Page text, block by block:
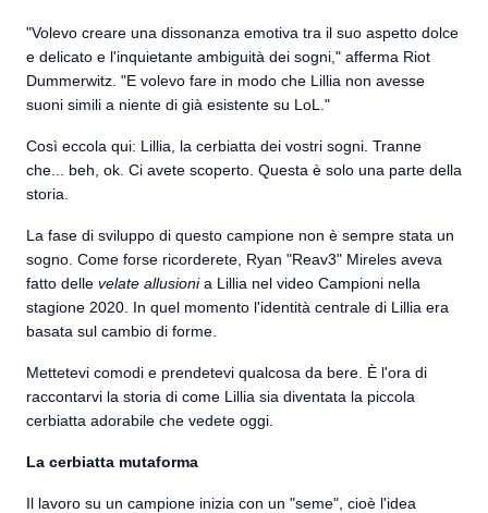
"Volevo creare una dissonanza emotiva tra il suo aspetto dolce
e delicato e l'inquietante ambiguità dei sogni," afferma Riot
Dummerwitz. "E volevo fare in modo che Lillia non avesse
suoni simili a niente di già esistente su LoL."
Così eccola qui: Lillia, la cerbiatta dei vostri sogni. Tranne
che... beh, ok. Ci avete scoperto. Questa è solo una parte della
storia.
La fase di sviluppo di questo campione non è sempre stata un
sogno. Come forse ricorderete, Ryan "Reav3" Mireles aveva
fatto delle velate allusionia Lillia nel video Campioni nella
stagione 2020. In quel momento l'identità centrale di Lillia era
basata sul cambio di forme.
Mettetevi comodi e prendetevi qualcosa da bere. È l'ora di
raccontarvi la storia di come Lillia sia diventata la piccola
cerbiatta adorabile che vedete oggi.
La cerbiatta mutaforma
Il lavoro su un campione inizia con un "seme", cioè l'idea